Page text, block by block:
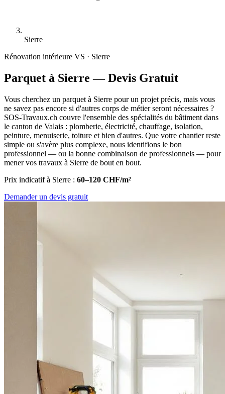
Sierre
Rénovation intérieure VS · Sierre
Parquet à Sierre — Devis Gratuit
Vous cherchez un parquet à Sierre pour un projet précis, mais vous
ne savez pas encore si d'autres corps de métier seront nécessaires ?
SOS-Travaux.ch couvre l'ensemble des spécialités du bâtiment dans
le canton de Valais : plomberie, électricité, chauffage, isolation,
peinture, menuiserie, toiture et bien d'autres. Que votre chantier reste
simple ou s'avère plus complexe, nous identifions le bon
professionnel — ou la bonne combinaison de professionnels — pour
mener vos travaux à Sierre de bout en bout.
Prix indicatif à Sierre : 60–120 CHF/m²
Demander un devis gratuit